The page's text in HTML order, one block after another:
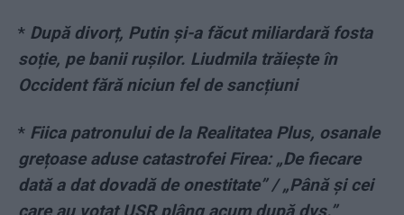
* După divorț, Putin și-a făcut miliardară fosta
soție, pe banii rușilor. Liudmila trăiește în
Occident fără niciun fel de sancțiuni
* Fiica patronului de la Realitatea Plus, osanale
grețoase aduse catastrofei Firea: „De fiecare
dată a dat dovadă de onestitate” / „Până şi cei